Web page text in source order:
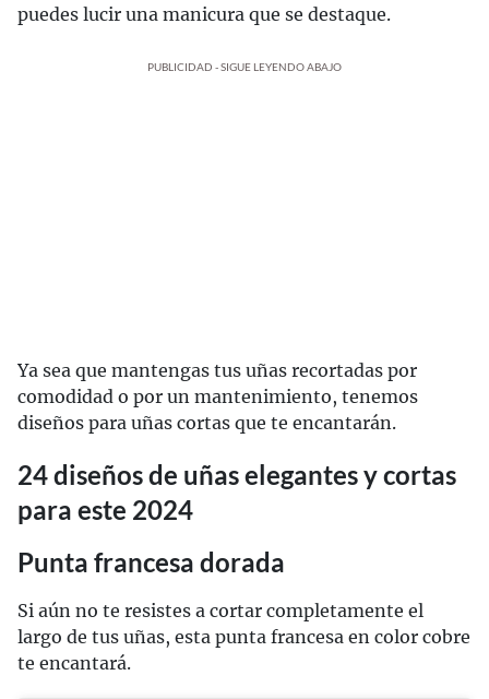
puedes lucir una manicura que se destaque.
PUBLICIDAD - SIGUE LEYENDO ABAJO
Ya sea que mantengas tus uñas recortadas por
comodidad o por un mantenimiento, tenemos
diseños para uñas cortas que te encantarán.
24 diseños de uñas elegantes y cortas
para este 2024
Punta francesa dorada
Si aún no te resistes a cortar completamente el
largo de tus uñas, esta punta francesa en color cobre
te encantará.